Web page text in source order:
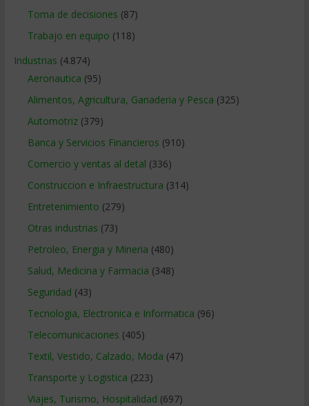
Toma de decisiones (87)
Trabajo en equipo (118)
Industrias (4.874)
Aeronautica (95)
Alimentos, Agricultura, Ganaderia y Pesca (325)
Automotriz(379)
Banca y Servicios Financieros (910)
Comercio y ventas al detal (336)
Construccion e Infraestructura (314)
Entretenimiento (279)
Otras industrias (73)
Petroleo, Energia y Mineria (480)
Salud, Medicina y Farmacia (348)
Seguridad (43)
Tecnologia, Electronica e Informatica (96)
Telecomunicaciones (405)
Textil, Vestido, Calzado, Moda (47)
Transporte y Logistica (223)
Viajes, Turismo, Hospitalidad (697)